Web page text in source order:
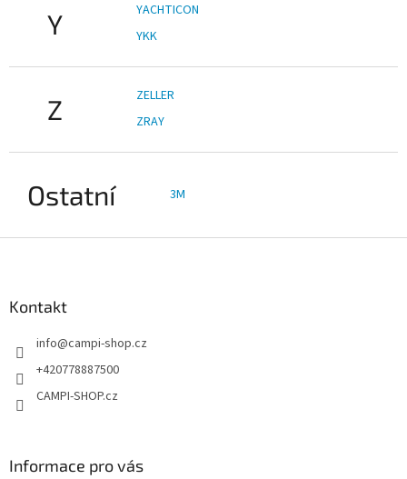
Y
YACHTICON
YKK
Z
ZELLER
ZRAY
Ostatní 3M
Kontakt
info@campi-shop.cz
+420778887500
CAMPI-SHOP.cz
Informace pro vás